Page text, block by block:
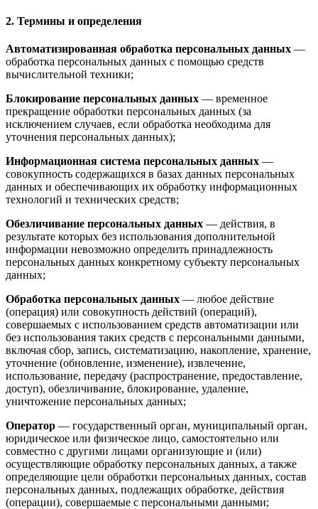
2. Термины и определения
Автоматизированная обработка персональных данных —
обработка персональных данных с помощью средств
вычислительной техники;
Блокирование персональных данных — временное
прекращение обработки персональных данных (за
исключением случаев, если обработка необходима для
уточнения персональных данных);
Информационная система персональных данных —
совокупность содержащихся в базах данных персональных
данных и обеспечивающих их обработку информационных
технологий и технических средств;
Обезличивание персональных данных — действия, в
результате которых без использования дополнительной
информации невозможно определить принадлежность
персональных данных конкретному субъекту персональных
данных;
Обработка персональных данных — любое действие
(операция) или совокупность действий (операций),
совершаемых с использованием средств автоматизации или
без использования таких средств с персональными данными,
включая сбор, запись, систематизацию, накопление, хранение,
уточнение (обновление, изменение), извлечение,
использование, передачу (распространение, предоставление,
доступ), обезличивание, блокирование, удаление,
уничтожение персональных данных;
Оператор — государственный орган, муниципальный орган,
юридическое или физическое лицо, самостоятельно или
совместно с другими лицами организующие и (или)
осуществляющие обработку персональных данных, а также
определяющие цели обработки персональных данных, состав
персональных данных, подлежащих обработке, действия
(операции), совершаемые с персональными данными;